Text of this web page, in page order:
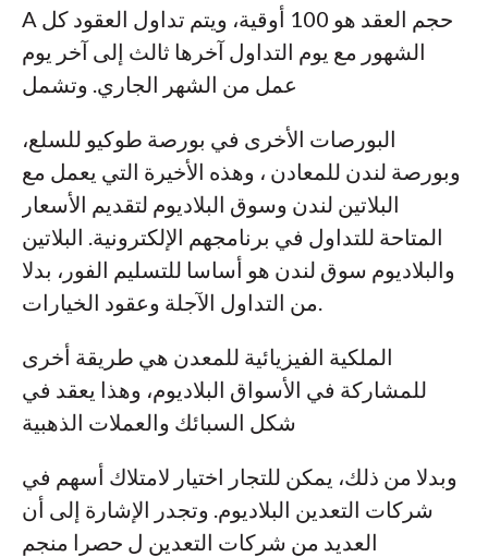
A حجم العقد هو 100 أوقية، ويتم تداول العقود كل
الشهور مع يوم التداول آخرها ثالث إلى آخر يوم
عمل من الشهر الجاري. وتشمل
البورصات الأخرى في بورصة طوكيو للسلع،
وبورصة لندن للمعادن ، وهذه الأخيرة التي يعمل مع
البلاتين لندن وسوق البلاديوم لتقديم الأسعار
المتاحة للتداول في برنامجهم الإلكترونية. البلاتين
والبلاديوم سوق لندن هو أساسا للتسليم الفور، بدلا
من التداول الآجلة وعقود الخيارات.
الملكية الفيزيائية للمعدن هي طريقة أخرى
للمشاركة في الأسواق البلاديوم، وهذا يعقد في
شكل السبائك والعملات الذهبية
وبدلا من ذلك، يمكن للتجار اختيار لامتلاك أسهم في
شركات التعدين البلاديوم. وتجدر الإشارة إلى أن
العديد من شركات التعدين ل حصرا منجم